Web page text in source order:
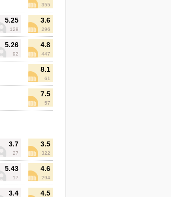
355
5.25
129
3.6
296
5.26
92
4.8
447
8.1
61
7.5
57
3.7
27
3.5
322
5.43
17
4.6
294
3.4 4.5